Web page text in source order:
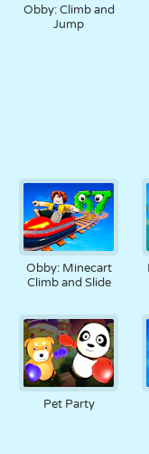
Obby: Climb and
Jump
Obby: Minecart
Climb and Slide
Pet Party